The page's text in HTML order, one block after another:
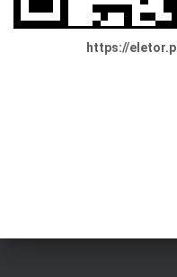
https://eletor.pl